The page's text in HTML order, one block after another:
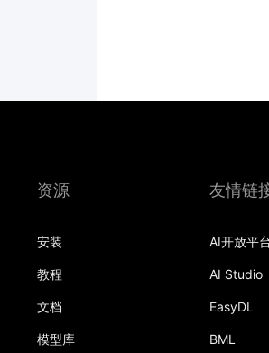
资源
安装
教程
文档
模型库
友情链
AI开放平
AI Studio
EasyDL
BML